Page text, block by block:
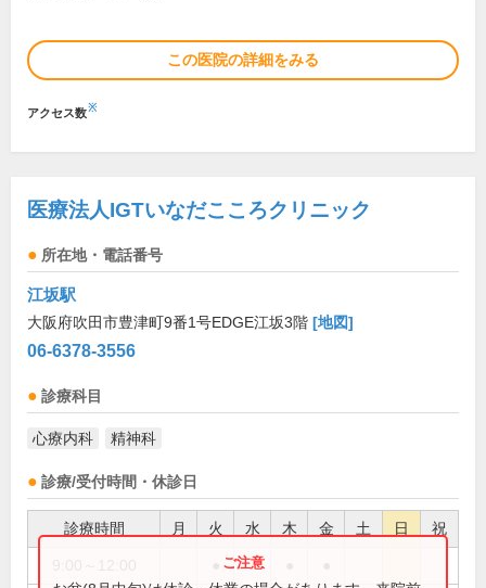
この医院の詳細をみる
アクセス数※
医療法人IGTいなだこころクリニック
所在地・電話番号
江坂駅
大阪府吹田市豊津町9番1号EDGE江坂3階 [地図]
06-6378-3556
診療科目
心療内科 精神科
診療/受付時間・休診日
診療時間 月 火 水 木 金 土 日 祝